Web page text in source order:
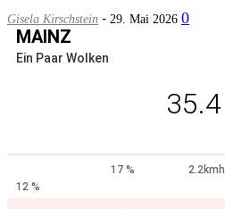
Gisela Kirschstein - 29. Mai 2026 0
MAINZ
Ein Paar Wolken
35.4
17 %
2.2kmh
12 %